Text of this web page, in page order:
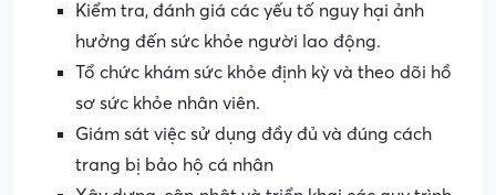
Kiểm tra, đánh giá các yếu tố nguy hại ảnh
hưởng đến sức khỏe người lao động.
Tổ chức khám sức khỏe định kỳ và theo dõi hồ
sơ sức khỏe nhân viên.
Giám sát việc sử dụng đầy đủ và đúng cách
trang bị bảo hộ cá nhân